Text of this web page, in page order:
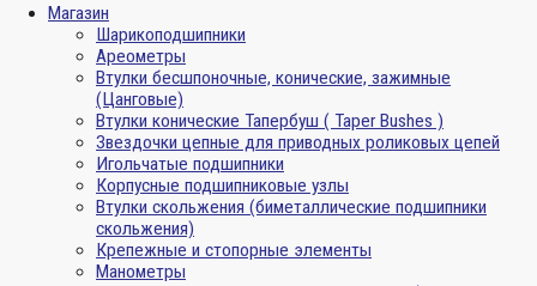
Магазин
Шарикоподшипники
Ареометры
Втулки бесшпоночные, конические, зажимные
(Цанговые)
Втулки конические Тапербуш ( Taper Bushes )
Звездочки цепные для приводных роликовых цепей
Игольчатые подшипники
Корпусные подшипниковые узлы
Втулки скольжения (биметаллические подшипники
скольжения)
Крепежные и стопорные элементы
Манометры